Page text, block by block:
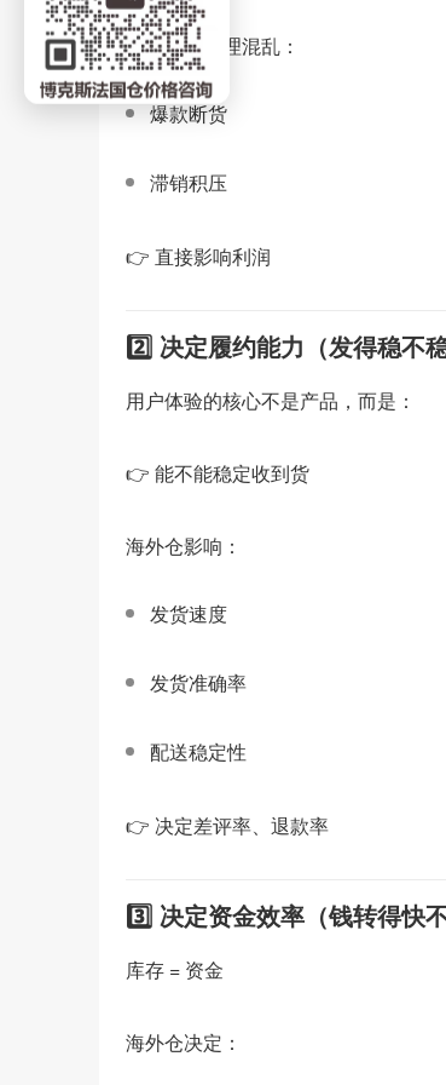
如果仓库管理混乱：
爆款断货
滞销积压
👉 直接影响利润
2️⃣ 决定履约能力（发得稳不稳
用户体验的核心不是产品，而是：
👉 能不能稳定收到货
海外仓影响：
发货速度
发货准确率
配送稳定性
👉 决定差评率、退款率
3️⃣ 决定资金效率（钱转得快不
库存 = 资金
海外仓决定：